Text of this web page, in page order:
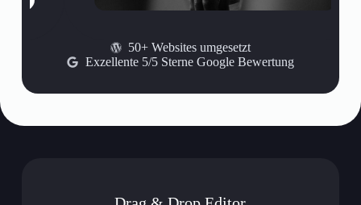
50+ Websites umgesetzt
Exzellente 5/5 Sterne Google Bewertung